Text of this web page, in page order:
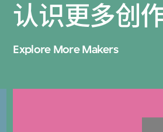
认识更多创
Explore More Makers